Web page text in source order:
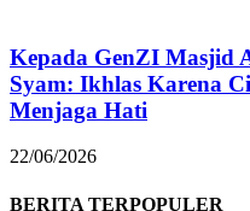
Kepada GenZI Masjid
Syam: Ikhlas Karena
Menjaga Hati
22/06/2026
BERITA TERPOPULER